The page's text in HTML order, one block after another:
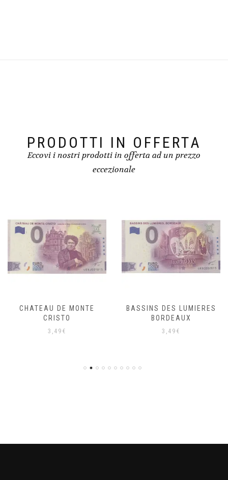
PRODOTTI IN OFFERTA
Eccovi i nostri prodotti in offerta ad un prezzo
eccezionale
CHATEAU DE MONTE
CRISTO
3,49 €
BASSINS DES LUMIERES
BORDEAUX
3,49 €